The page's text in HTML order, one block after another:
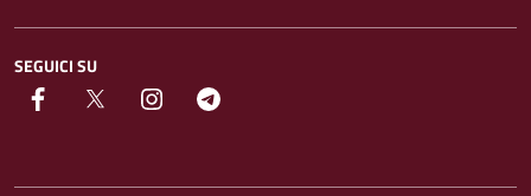
SEGUICI SU
facebook Twitter instagram